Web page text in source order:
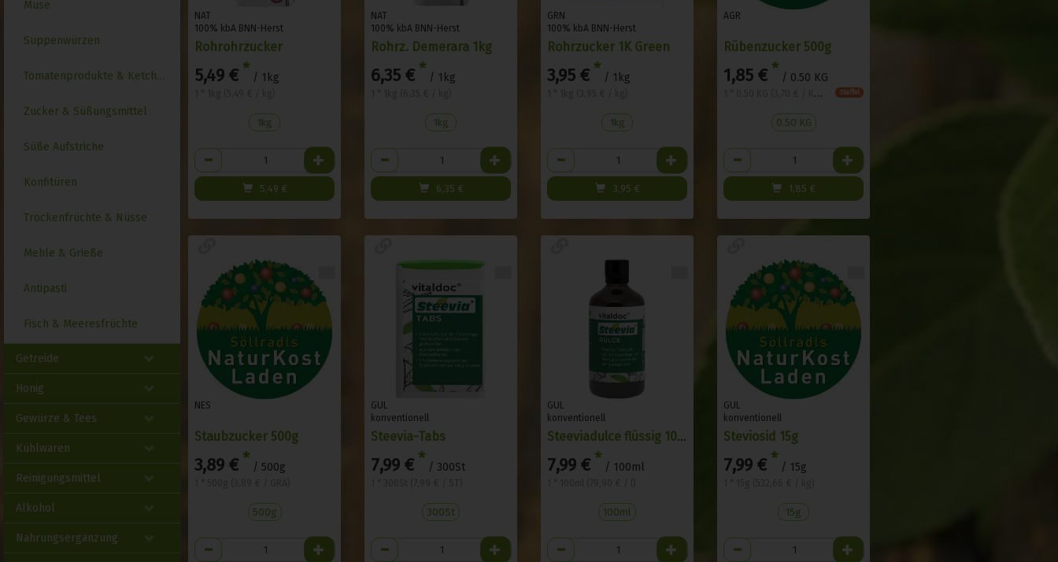
Muse
Suppenwürzen
Tomatenprodukte & Ketchups
Zucker & Süßungsmittel
Süße Aufstriche
Konfitüren
Trockenfrüchte & Nüsse
Mehle & Grieße
Antipasti
Fisch & Meeresfrüchte
Getreide
Honig
Gewürze & Tees
Kühlwaren
Reinigungsmittel
Alkohol
Nahrungsergänzung
NAT
100% kbA BNN-Herst
Rohrohrzucker
5,49 € * / 1kg
1kg
Anzahl
5,49 €
NAT
100% kbA BNN-Herst
Rohrz. Demerara 1kg
6,35 € * / 1kg
1kg
Anzahl
6,35 €
GRN
100% kbA BNN-Herst
Rohrzucker 1K Green
3,95 € * / 1kg
1kg
Anzahl
3,95 €
AGR
Rübenzucker 500g
1,85 € * / 0.50 KG
1 * 0.50 KG (3,70 € / KG)
Staffel
0.50 KG
Anzahl
1,85 €
NES
Staubzucker 500g
3,89 € * / 500g
500g
Anzahl
GUL
konventionell
Steevia-Tabs
7,99 € * / 300St
300St
Anzahl
GUL
konventionell
Steeviadulce flüssig 100ml
7,99 € * / 100ml
100ml
Anzahl
GUL
konventionell
Steviosid 15g
7,99 € * / 15g
15g
Anzahl